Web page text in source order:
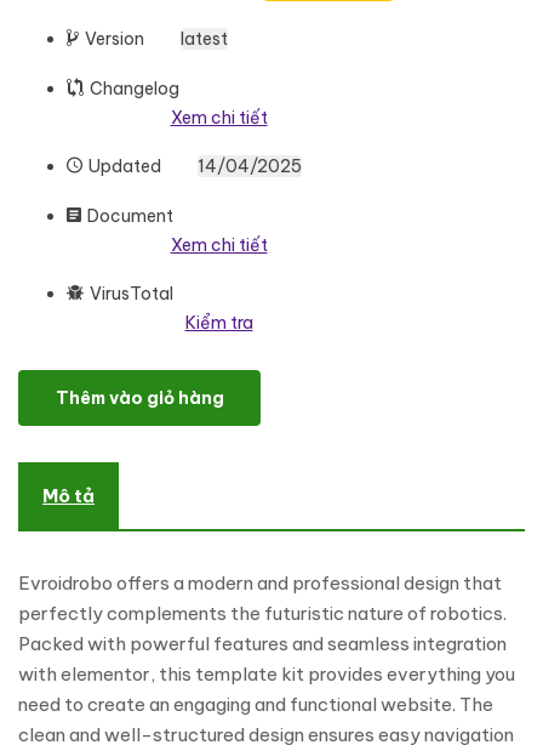
Version latest
Changelog
Xem chi tiết
Updated 14/04/2025
Document
Xem chi tiết
VirusTotal
Kiểm tra
Evroidrobo - Robotics Elementor Template Kit Elementor Kit số
Thêm vào giỏ hàng
Mô tả
Evroidrobo offers a modern and professional design that
perfectly complements the futuristic nature of robotics.
Packed with powerful features and seamless integration
with elementor, this template kit provides everything you
need to create an engaging and functional website. The
clean and well-structured design ensures easy navigation